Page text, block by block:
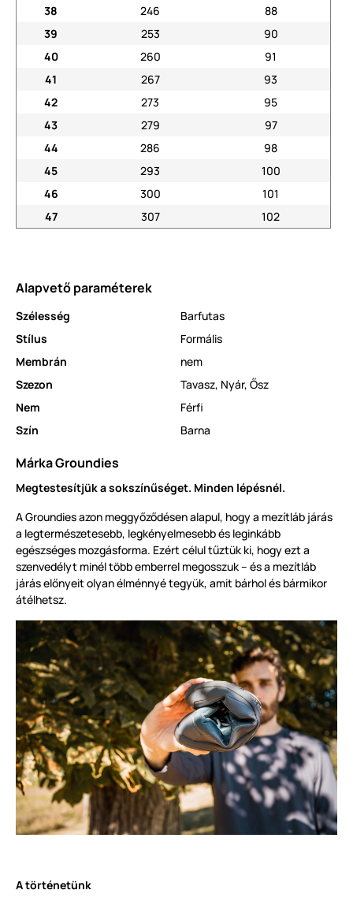
38 246
88
39
253
90
40
260
91
41
267
93
42
273
95
43
279
97
44
286
98
45
293
100
46
300
101
47
307 102
Alapvető paraméterek
Szélesség
Barfutas
Stílus
Formális
Membrán
nem
Szezon
Tavasz, Nyár, Ősz
Nem
Férfi
Szín
Barna
Márka Groundies
Megtestesítjük a sokszínűséget. Minden lépésnél.
A Groundies azon meggyőződésen alapul, hogy a mezítláb járás
a legtermészetesebb, legkényelmesebb és leginkább
egészséges mozgásforma. Ezért célul tűztük ki, hogy ezt a
szenvedélyt minél több emberrel megosszuk – és a mezítláb
járás előnyeit olyan élménnyé tegyük, amit bárhol és bármikor
átélhetsz.
A történetünk